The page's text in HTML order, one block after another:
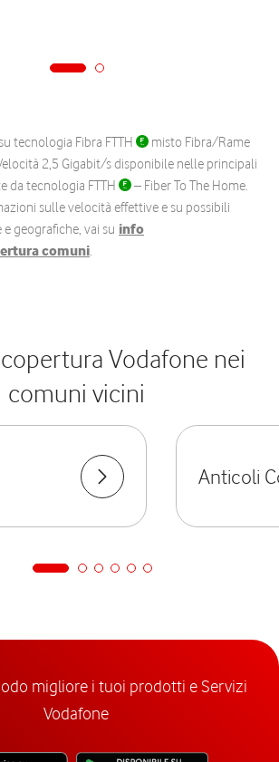
tecnologia Fibra FTTH
misto Fibra/Rame
2,5 Gigabit/s disponibile nelle principali
da tecnologia FTTH
– Fiber To The Home.
sulle velocità effettive e su possibili
geografiche, vai su info
comuni.
Vodafone nei
comuni vicini
Anticoli
migliore i tuoi prodotti e Servizi
Vodafone